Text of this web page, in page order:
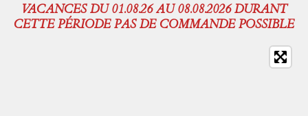
VACANCES DU 01.08.26 AU 08.08.2026 DURANT
CETTE PÉRIODE PAS DE COMMANDE POSSIBLE